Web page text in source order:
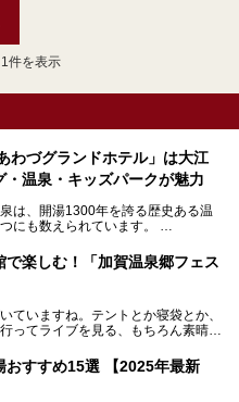
件を表示
わづグランドホテル」は大江
・温泉・キッズパークが魅力
は、開湯1300年を誇る歴史ある温
にも数えられています。
江戸温泉物語 あわづグランドホテ
ンドホテル）は客室数97室のホテ
露天風呂を新設。充実したキッズ
戸三つ星バイキング」がスタート！
ホテルズ＆リゾーツ株式会社【P
で楽しむ！「加賀温泉郷フェス
ていますね。テントとか寝袋とか、
ってライブを見る、もちろん素晴ら
砂埃でドロドロになるしうるさくて
時はそういうのが良かったんですけ
おすすめ15選 【2025年最新